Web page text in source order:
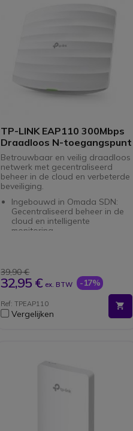
TP-LINK EAP110 300Mbps
Draadloos N-toegangspunt
Betrouwbaar en veilig draadloos
netwerk met gecentraliseerd
beheer in de cloud en verbeterde
beveiliging.
Ingebouwd in Omada SDN:
Gecentraliseerd beheer in de
cloud en intelligente
monitoring.
en vereenvoudigd beheer.
PoE-compatibiliteit:
Ondersteunt passieve PoE
(inclusief PoE-adapter) voor
eenvoudige installatie.
39,90 €
32,95 € ex. BTW -17%
Ref: TPEAP110
Vergelijken